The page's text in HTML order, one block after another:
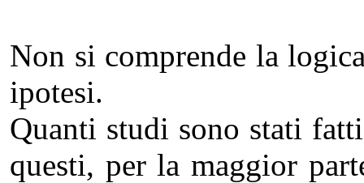
Non si comprende la
ipotesi.
Quanti studi sono stati
questi, per la maggior